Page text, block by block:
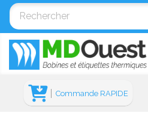
Commande RAPIDE